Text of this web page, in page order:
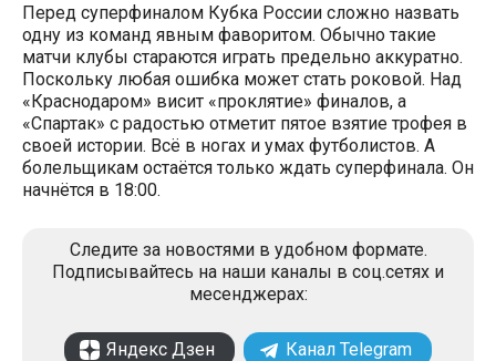
Перед суперфиналом Кубка России сложно назвать
одну из команд явным фаворитом. Обычно такие
матчи клубы стараются играть предельно аккуратно.
Поскольку любая ошибка может стать роковой. Над
«Краснодаром» висит «проклятие» финалов, а
«Спартак» с радостью отметит пятое взятие трофея в
своей истории. Всё в ногах и умах футболистов. А
болельщикам остаётся только ждать суперфинала. Он
начнётся в 18:00.
Следите за новостями в удобном формате.
Подписывайтесь на наши каналы в соц.сетях и
месенджерах:
Яндекс Дзен
Канал Telegram